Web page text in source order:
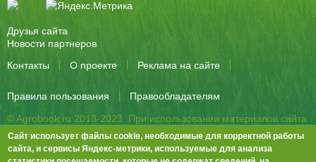
Друзья сайта
Новости партнеров
Контакты
О проекте Реклама на сайте
Правила пользования
Правообладателям
© Agrobook.ru 2013-2023. При использовании материалов сайта
активная ссылка на публикацию обязательна.
344000, Ростов-на-Дону, ул. Города Волос, д.6, 8 этаж, офис 803
Сайт использует файлы cookie, необходимые для корректной работы
сайта, и сервисы Яндекс-метрики, используемые для анализа